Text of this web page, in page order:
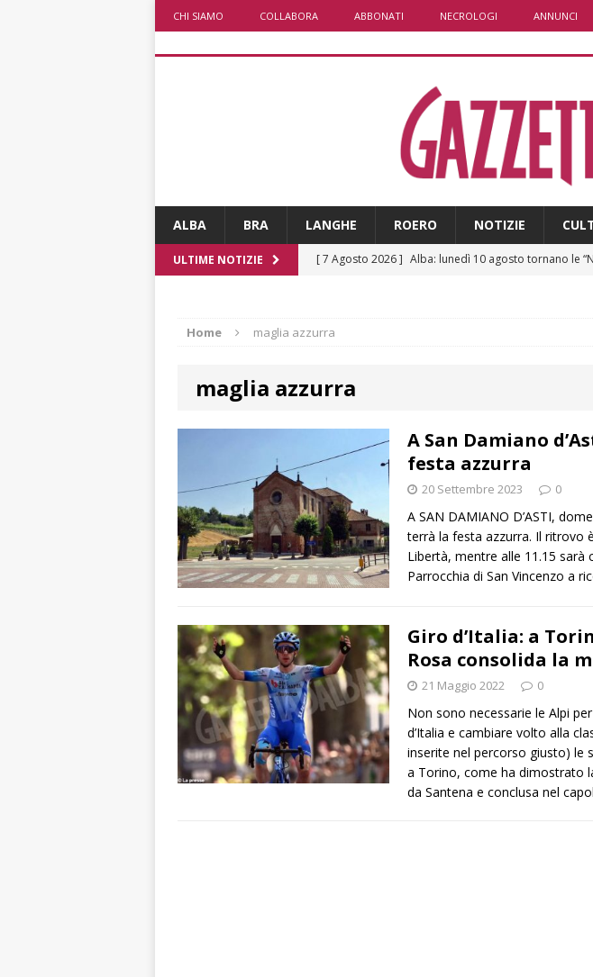
CHI SIAMO COLLABORA ABBONATI NECROLOGI ANNUNCI
ALBA BRA LANGHE ROERO NOTIZIE
ULTIME NOTIZIE [ 7 Agosto 2026 ] Alba: lunedì 10 agosto tornano le
ALTRE NOTIZIE
[ 7 Agosto 2026 ]
Caso Galeasso in Comune ad Alba,
non cancellano il problema politico
[ 7 Agosto 2026 ]
ITINERARI / La ciclabile del
ALTRE NOTIZIE
dello sferisterio
PRIMO PIANO
[ 7 Agosto 2026 ]
Abitare il piemontese / La parola
CULTURA
Home maglia azzurra
maglia azzurra
A San Damiano
festa azzurra
20 Settembre 2023 0
A SAN DAMIANO D’ASTI,
terrà la festa azzurra. Il ritrovo
Libertà, mentre alle 11.15 sarà
Parrocchia di San Vincenzo a
Giro d’Italia: a
Rosa consolida la
21 Maggio 2022 0
Non sono necessarie le Alpi
d’Italia e cambiare volto alla
inserite nel percorso giusto) le
a Torino, come ha dimostrato
da Santena e conclusa nel